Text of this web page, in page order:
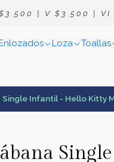
Loza Toallas
3 . 5 0 0 | V $ 3 . 5 0 0 | V I
Single Infantil - Hello Kitty